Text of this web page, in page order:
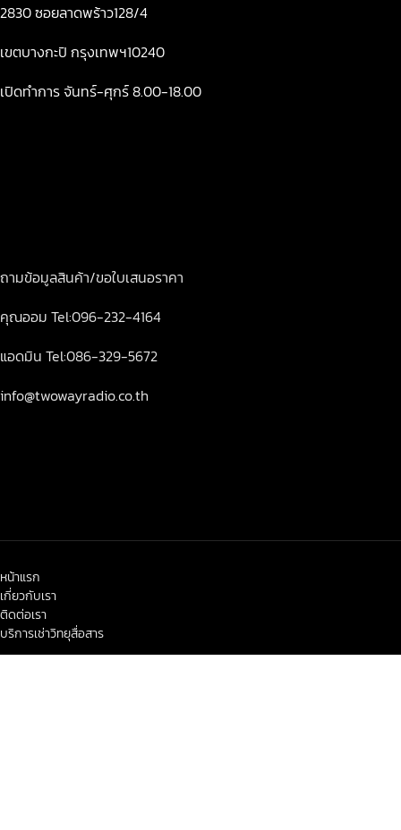
2830 ซอยลาดพร้าว128/4
เขตบางกะปิ กรุงเทพฯ10240
เปิดทำการ จันทร์-ศุกร์ 8.00-18.00
ถามข้อมูลสินค้า/ขอใบเสนอราคา
คุณออม Tel:096-232-4164
แอดมิน Tel:086-329-5672
info@twowayradio.co.th
หน้าแรก
เกี่ยวกับเรา
ติดต่อเรา
บริการเช่าวิทยุสื่อสาร